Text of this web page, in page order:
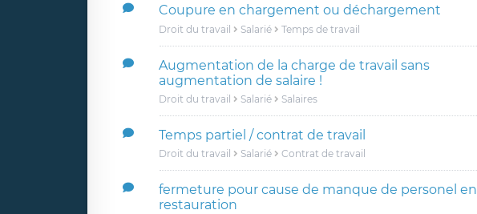
Coupure en chargement ou déchargement
Droit du travail Salarié Temps de travail
Augmentation de la charge de travail sans
augmentation de salaire !
Droit du travail Salarié Salaires
Temps partiel / contrat de travail
Droit du travail Salarié Contrat de travail
fermeture pour cause de manque de personel en
restauration